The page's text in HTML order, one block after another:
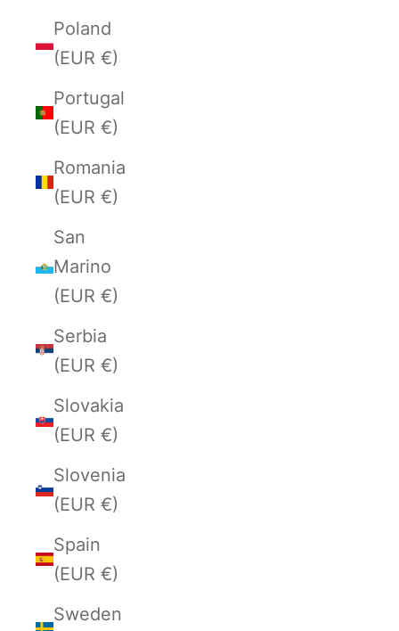
Poland
(EUR €)
Portugal
(EUR €)
Romania
(EUR €)
San
Marino
(EUR €)
Serbia
(EUR €)
Slovakia
(EUR €)
Slovenia
(EUR €)
Spain
(EUR €)
Sweden